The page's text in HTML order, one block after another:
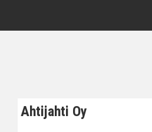
Ahtijahti Oy